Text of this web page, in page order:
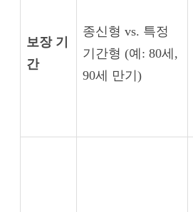
보장 기
간
종신형 vs. 특정
기간형 (예: 80세,
90세 만기)